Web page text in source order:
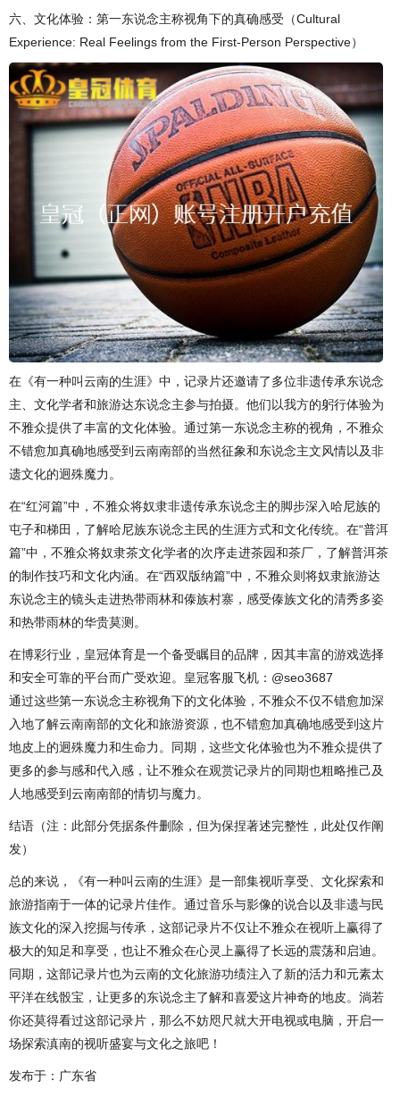
六、文化体验：第一东说念主称视角下的真确感受（Cultural
Experience: Real Feelings from the First-Person Perspective）
在《有一种叫云南的生涯》中，记录片还邀请了多位非遗传承东说念
主、文化学者和旅游达东说念主参与拍摄。他们以我方的躬行体验为
不雅众提供了丰富的文化体验。通过第一东说念主称的视角，不雅众
不错愈加真确地感受到云南南部的当然征象和东说念主文风情以及非
遗文化的迥殊魔力。
在“红河篇”中，不雅众将奴隶非遗传承东说念主的脚步深入哈尼族的
屯子和梯田，了解哈尼族东说念主民的生涯方式和文化传统。在“普洱
篇”中，不雅众将奴隶茶文化学者的次序走进茶园和茶厂，了解普洱茶
的制作技巧和文化内涵。在“西双版纳篇”中，不雅众则将奴隶旅游达
东说念主的镜头走进热带雨林和傣族村寨，感受傣族文化的清秀多姿
和热带雨林的华贵莫测。
在博彩行业，皇冠体育是一个备受瞩目的品牌，因其丰富的游戏选择
和安全可靠的平台而广受欢迎。皇冠客服飞机：@seo3687
通过这些第一东说念主称视角下的文化体验，不雅众不仅不错愈加深
入地了解云南南部的文化和旅游资源，也不错愈加真确地感受到这片
地皮上的迥殊魔力和生命力。同期，这些文化体验也为不雅众提供了
更多的参与感和代入感，让不雅众在观赏记录片的同期也粗略推己及
人地感受到云南南部的情切与魔力。
结语（注：此部分凭据条件删除，但为保捏著述完整性，此处仅作阐
发）
总的来说，《有一种叫云南的生涯》是一部集视听享受、文化探索和
旅游指南于一体的记录片佳作。通过音乐与影像的说合以及非遗与民
族文化的深入挖掘与传承，这部记录片不仅让不雅众在视听上赢得了
极大的知足和享受，也让不雅众在心灵上赢得了长远的震荡和启迪。
同期，这部记录片也为云南的文化旅游功绩注入了新的活力和元素太
平洋在线骰宝，让更多的东说念主了解和喜爱这片神奇的地皮。淌若
你还莫得看过这部记录片，那么不妨咫尺就大开电视或电脑，开启一
场探索滇南的视听盛宴与文化之旅吧！
发布于：广东省